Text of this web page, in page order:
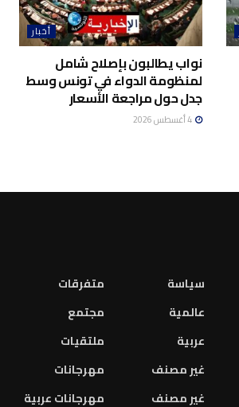
أخبار
نواب يطالبون بإصلاح شامل
لمنظومة الدواء في تونس وسط
جدل حول مراجعة الأسعار
سياسة
عالمية
عربية
غير مصنف
غير مصنف
متفرقات
مجتمع
ملتقيات
مهرجانات
مهرجانات عربية